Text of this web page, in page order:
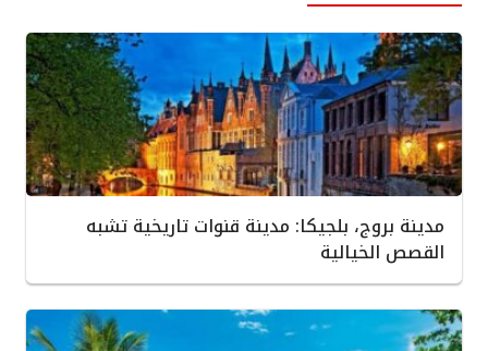
مدينة بروج، بلجيكا: مدينة قنوات تاريخية تشبه
القصص الخيالية